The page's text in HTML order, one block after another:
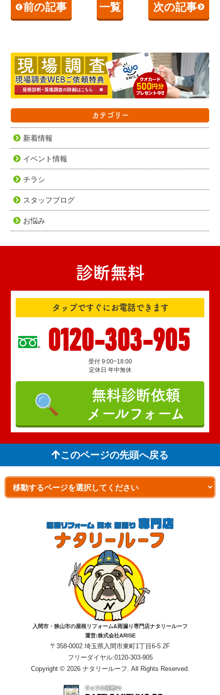
前の記事 一覧 次の記事
カテゴリー
新着情報
イベント情報
チラシ
スタッフブログ
お悩み
診断無料
タップですぐにお電話できます
0120-303-905
受付 9:00~18:00
定休日 年中無休
無料診断依頼
メールフォーム
このページの先頭へ戻る
入間市・狭山市の屋根リフォーム&雨漏り専門店ナタリールーフ
運営:株式会社ARISE
〒358-0002 埼玉県入間市東町1丁目6-5 2F
フリーダイヤル:0120-303-905
Copyright © 2026 ナタリールーフ. All Rights Reserved.